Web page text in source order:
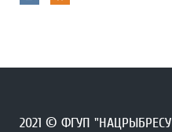
2021 © ФГУП